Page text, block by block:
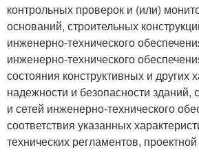
контрольных проверок и (или)
оснований, строительных
инженерно-технического
инженерно-технического
состояния конструктивных и других
надежности и безопасности зданий,
и сетей инженерно-технического
соответствия указанных
технических регламентов,